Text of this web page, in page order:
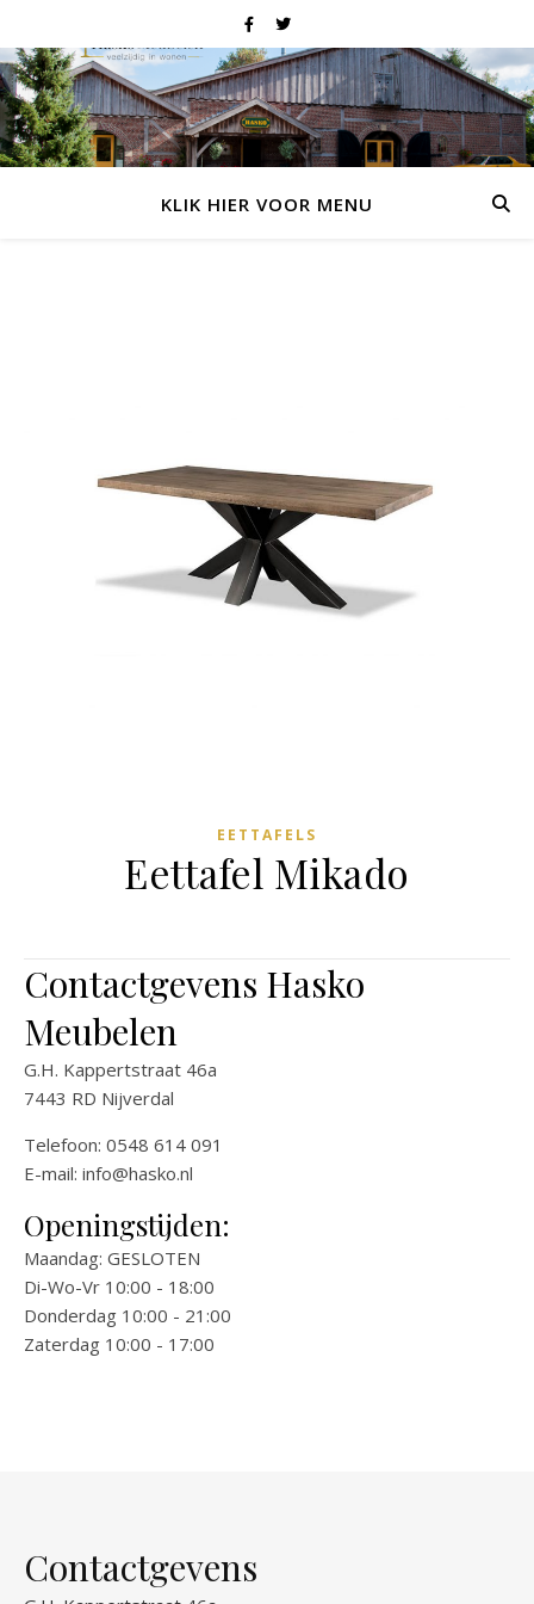
KLIK HIER VOOR MENU
EETTAFELS
Eettafel Mikado
Contactgevens Hasko
Meubelen
G.H. Kappertstraat 46a
7443 RD Nijverdal
Telefoon: 0548 614 091
E-mail: info@hasko.nl
Openingstijden:
Maandag: GESLOTEN
Di-Wo-Vr 10:00 - 18:00
Donderdag 10:00 - 21:00
Zaterdag 10:00 - 17:00
Contactgevens